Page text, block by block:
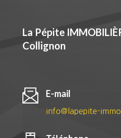
La Pépite
Collignon
E-mail
info@lapepite-